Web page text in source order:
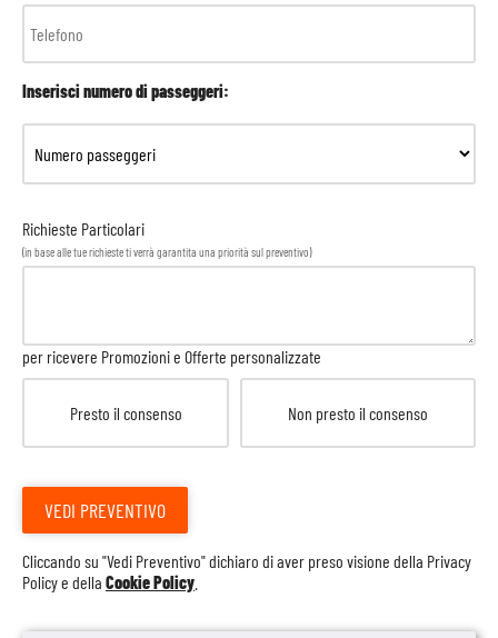
Inserisci numero di passeggeri:
Richieste Particolari
(in base alle tue richieste ti verrà garantita una priorità sul preventivo)
per ricevere Promozioni e Offerte personalizzate
Presto il consenso Non presto il consenso
VEDI PREVENTIVO
Cliccando su "Vedi Preventivo" dichiaro di aver preso visione della Privacy
Policye della Cookie Policy